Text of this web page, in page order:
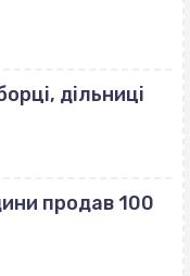
дільниці
продав 100